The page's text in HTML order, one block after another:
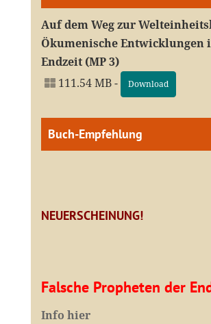
Auf dem Weg zur
Ökumenische Entwicklungen
Endzeit (MP 3)
111.54 MB -
Download
Buch-Empfehlung
NEUERSCHEINUNG!
Falsche Propheten der
Info hier